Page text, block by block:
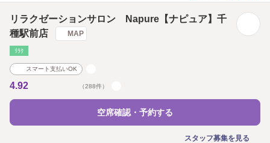
リラクゼーションサロン Napure【ナピュア】千
種駅前店
MAP
ﾘﾗｸ
スマート支払いOK
4.92 （288件）
空席確認・予約する
スタッフ募集を見る